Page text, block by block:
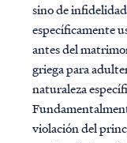
sino de
específicamente
antes del
griega para
naturaleza
violación del